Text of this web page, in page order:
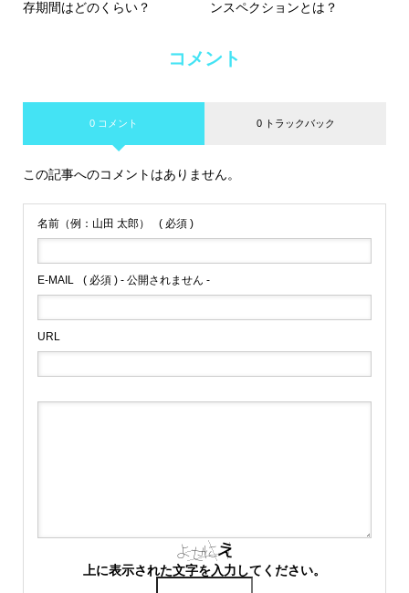
存期間はどのくらい？
ンスペクションとは？
コメント
0 コメント 0 トラックバック
この記事へのコメントはありません。
名前（例：山田 太郎） ( 必須 )
E-MAIL ( 必須 ) - 公開されません -
URL
上に表示された文字を入力してください。